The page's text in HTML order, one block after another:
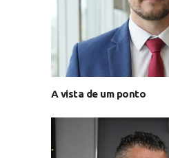
A vista de um ponto